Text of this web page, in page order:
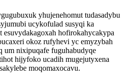
yhujenehomut tudasadybu
ucykofulad susyqi ka
hofirokahycakypa
okoz rufyhevi yc emyzybah
nixipuqafe fuguhabudyqe
hijyfoko ucadih mugejutyxena
moqomaxocavu.